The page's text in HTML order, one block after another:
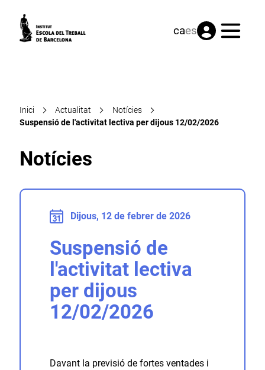
caes Menú
Inici Actualitat
Notícies
Suspensió de l'activitat lectiva per dijous 12/02/2026
Notícies
Dijous, 12 de febrer de 2026
Suspensió de
l'activitat lectiva
per dijous
12/02/2026
Davant la previsió de fortes ventades i